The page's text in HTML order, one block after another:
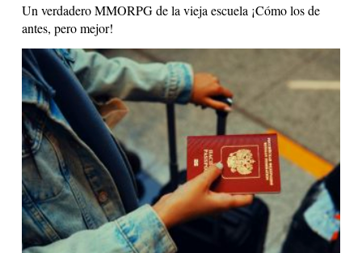
Un verdadero MMORPG de la vieja escuela ¡Cómo los de
antes, pero mejor!